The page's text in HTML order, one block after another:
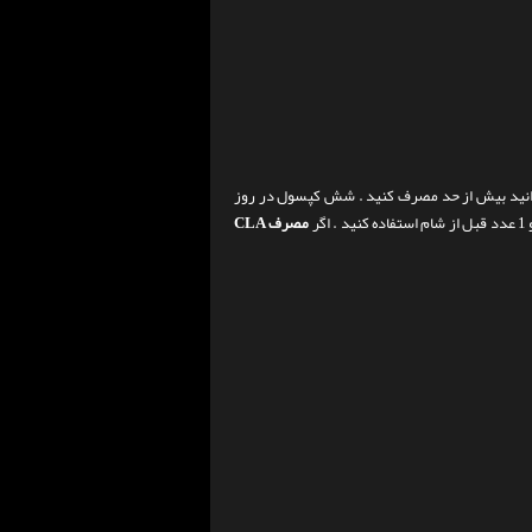
. شما نمی توانید بیش از حد مصرف کنید . شش کپسول در روز
مصرف CLA